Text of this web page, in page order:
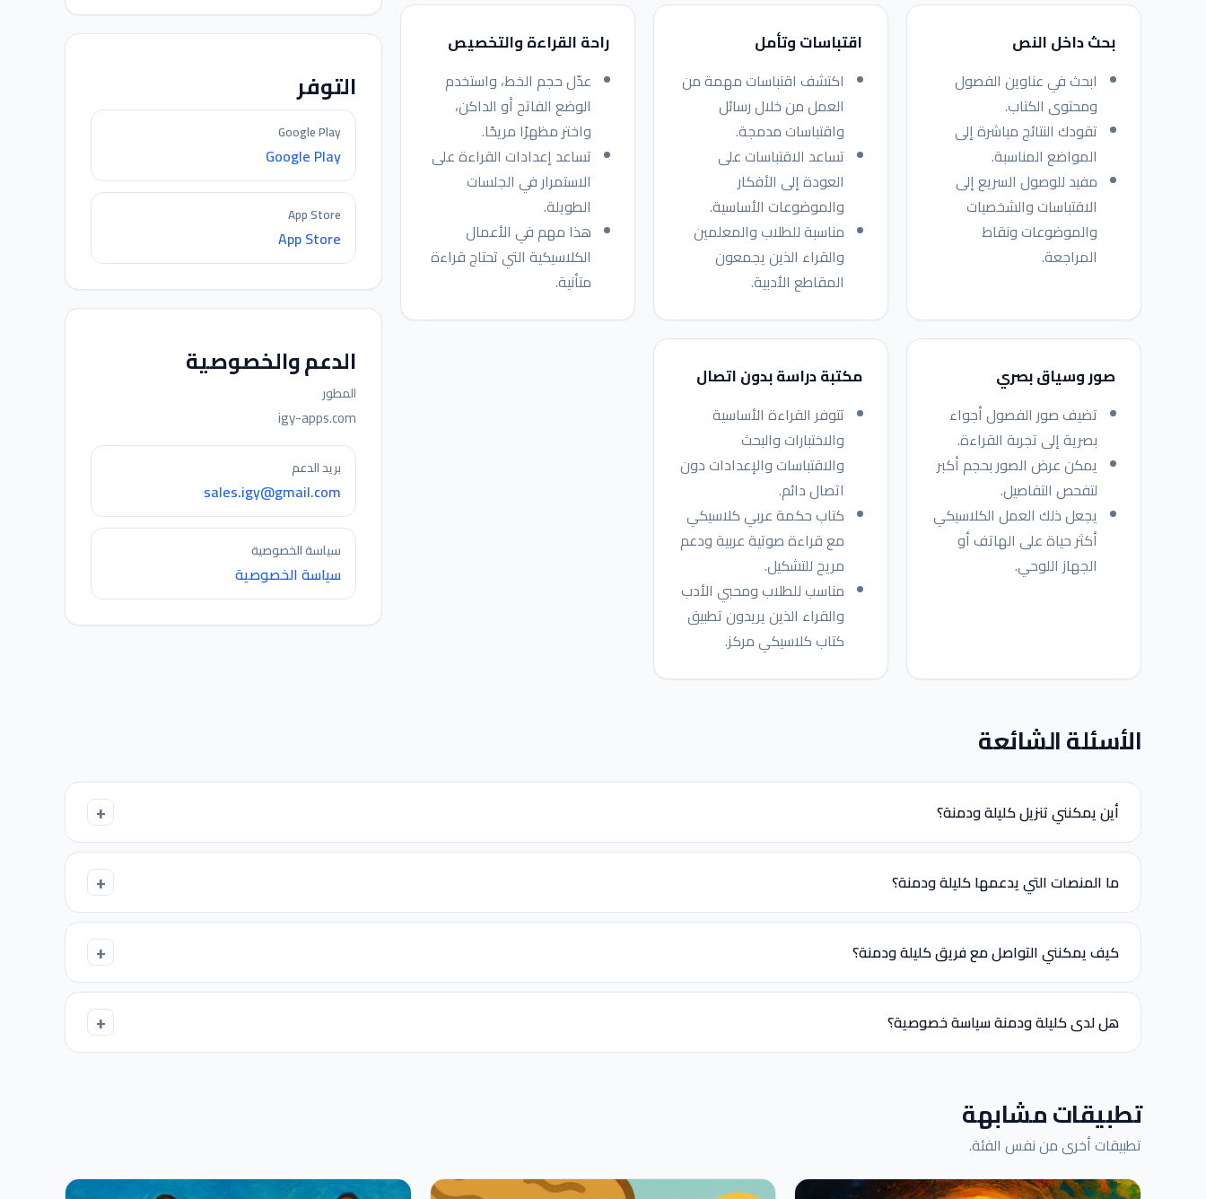
بحث داخل النص
ابحث في عناوين الفصول
ومحتوى الكتاب.
تقودك النتائج مباشرة إلى
المواضع المناسبة.
مفيد للوصول السريع إلى
الاقتباسات والشخصيات
والموضوعات ونقاط
المراجعة.
اقتباسات وتأمل
اكتشف اقتباسات مهمة من
العمل من خلال رسائل
واقتباسات مدمجة.
تساعد الاقتباسات على
العودة إلى الأفكار
والموضوعات الأساسية.
مناسبة للطلاب والمعلمين
والقراء الذين يجمعون
المقاطع الأدبية.
راحة القراءة والتخصيص
عدّل حجم الخط، واستخدم
الوضع الفاتح أو الداكن،
واختر مظهرًا مريحًا.
تساعد إعدادات القراءة على
الاستمرار في الجلسات
الطويلة.
هذا مهم في الأعمال
الكلاسيكية التي تحتاج قراءة
متأنية.
صور وسياق بصري
تضيف صور الفصول أجواء
بصرية إلى تجربة القراءة.
يمكن عرض الصور بحجم أكبر
لتفحص التفاصيل.
يجعل ذلك العمل الكلاسيكي
أكثر حياة على الهاتف أو
الجهاز اللوحي.
مكتبة دراسة بدون اتصال
تتوفر القراءة الأساسية
والاختبارات والبحث
والاقتباسات والإعدادات دون
اتصال دائم.
كتاب حكمة عربي كلاسيكي
مع قراءة صوتية عربية ودعم
مريح للتشكيل.
مناسب للطلاب ومحبي الأدب
والقراء الذين يريدون تطبيق
كتاب كلاسيكي مركز.
التوفر
Google Play
Google Play
App Store
App Store
الدعم والخصوصية
المطور
igy-apps.com
بريد الدعم
sales.igy@gmail.com
سياسة الخصوصية
سياسة الخصوصية
الأسئلة الشائعة
أين يمكنني تنزيل كليلة ودمنة؟
ما المنصات التي يدعمها كليلة ودمنة؟
كيف يمكنني التواصل مع فريق كليلة ودمنة؟
هل لدى كليلة ودمنة سياسة خصوصية؟
تطبيقات مشابهة
تطبيقات أخرى من نفس الفئة.